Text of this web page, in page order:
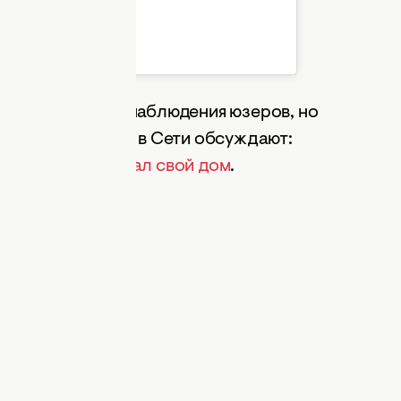
наблюдения юзеров, но
Теме временем в Сети обсуждают:
впервые показал свой дом.